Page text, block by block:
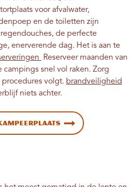
voor afvalwater,
en de toiletten zijn
de perfecte
enerverende dag. Het is aan te
Reserveer maanden van
campings snel vol raken. Zorg
volgt. brandveiligheid
niets achter.